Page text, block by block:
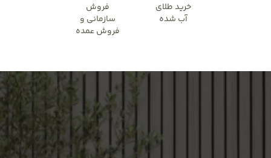
خرید طلای
آب شده
فروش
سازمانی و
فروش عمده